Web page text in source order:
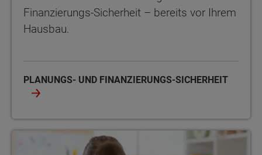
Finanzierungs-Sicherheit – bereits vor Ihrem
Hausbau.
PLANUNGS- UND FINANZIERUNGS-SICHERHEIT
Gut begleitet sein, ruhig schlafen während der Bauphase – mit